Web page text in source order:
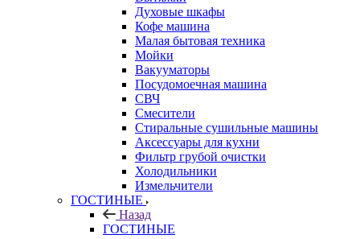
Духовые шкафы
Кофе машина
Малая бытовая техника
Мойки
Вакууматоры
Посудомоечная машина
СВЧ
Смесители
Стиральные сушильные машины
Аксессуары для кухни
Фильтр грубой очистки
Холодильники
Измельчители
ГОСТИНЫЕ
Назад
ГОСТИНЫЕ